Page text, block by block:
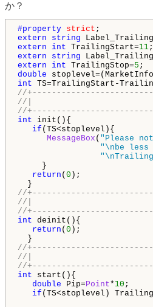
か？
#property strict
extern
string
extern
int TrailingStart=11
extern
string
extern
int TrailingStop=5
double
int TS=TrailingStart-
//
//|
//
int init(){
if (TS<stoplevel){
MessageBox ( "Please
"\nbe less
}
return ( 0 );
//
//|
//
int deinit(){
return ( 0 );
//
//|
//
int start(){
double Pip=Point* 10 ;
if (TS<stoplevel)